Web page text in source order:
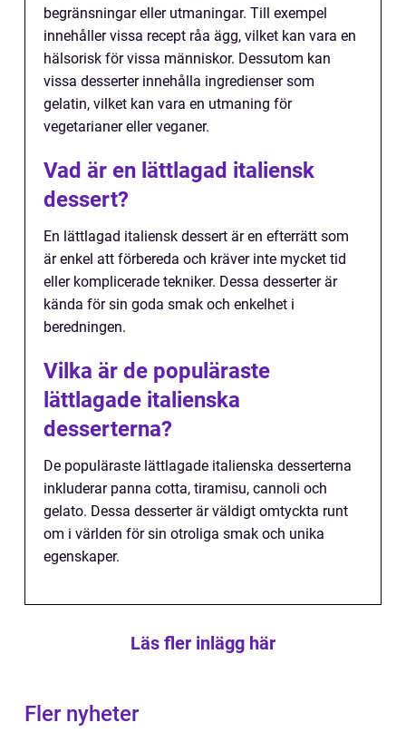
begränsningar eller utmaningar. Till exempel
innehåller vissa recept råa ägg, vilket kan vara en
hälsorisk för vissa människor. Dessutom kan
vissa desserter innehålla ingredienser som
gelatin, vilket kan vara en utmaning för
vegetarianer eller veganer.
Vad är en lättlagad italiensk
dessert?
En lättlagad italiensk dessert är en efterrätt som
är enkel att förbereda och kräver inte mycket tid
eller komplicerade tekniker. Dessa desserter är
kända för sin goda smak och enkelhet i
beredningen.
Vilka är de populäraste
lättlagade italienska
desserterna?
De populäraste lättlagade italienska desserterna
inkluderar panna cotta, tiramisu, cannoli och
gelato. Dessa desserter är väldigt omtyckta runt
om i världen för sin otroliga smak och unika
egenskaper.
Läs fler inlägg här
Fler nyheter